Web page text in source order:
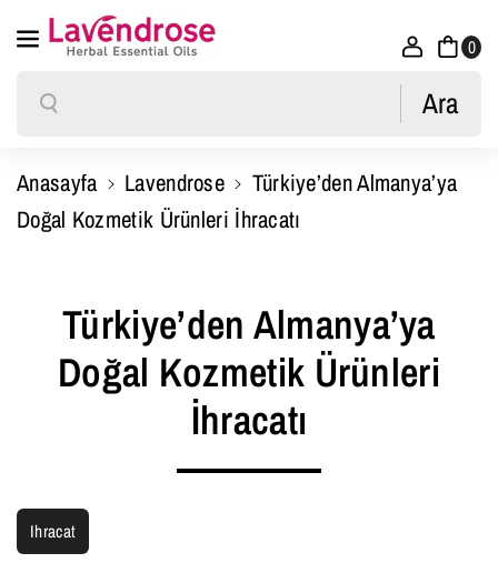
İçeriğe Atla
Ara Ara
0
Anasayfa Lavendrose
Türkiye’den Almanya’ya
Doğal Kozmetik Ürünleri İhracatı
Türkiye’den Almanya’ya
Doğal Kozmetik Ürünleri
İhracatı
Ihracat